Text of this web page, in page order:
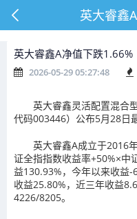
英大睿鑫
英大睿鑫A净值下跌1.66%
2026-05-29 05:27:48
英大睿鑫灵活配置混合
代码003446）公布5月28日
英大睿鑫A成立于2016
证全指指数收益率+50%×中
益130.93%，今年以来收益
收益25.80%，近三年收益
4226/8205。